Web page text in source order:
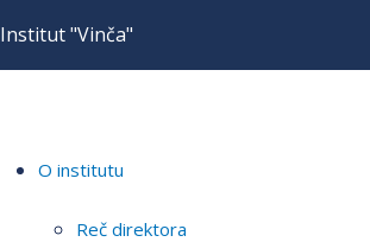
Institut "Vinča"
O institutu
Reč direktora